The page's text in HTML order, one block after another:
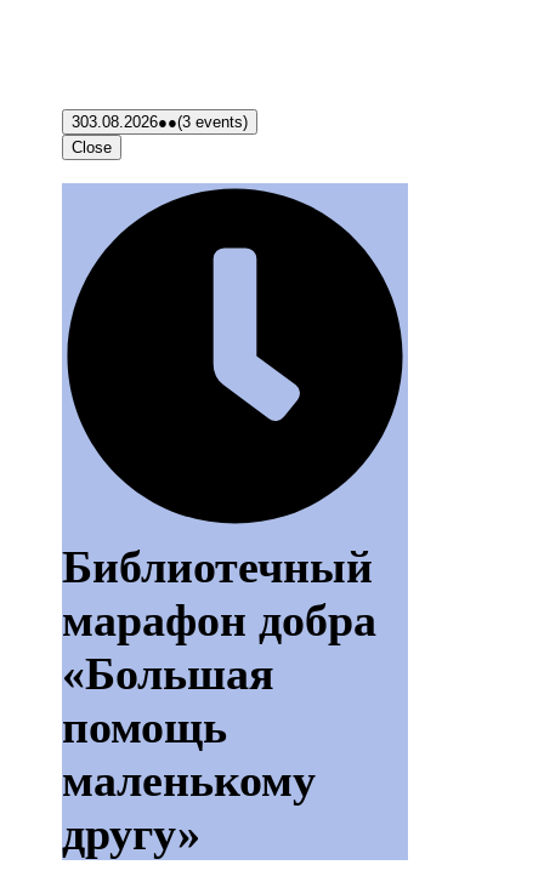
303.08.2026●●(3 events)
Close
Библиотечный
марафон добра
«Большая
помощь
маленькому
другу»